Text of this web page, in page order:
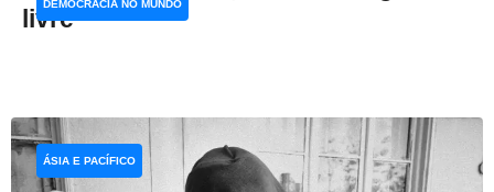
livre”
DEMOCRACIA NO MUNDO
ÁSIA E PACÍFICO